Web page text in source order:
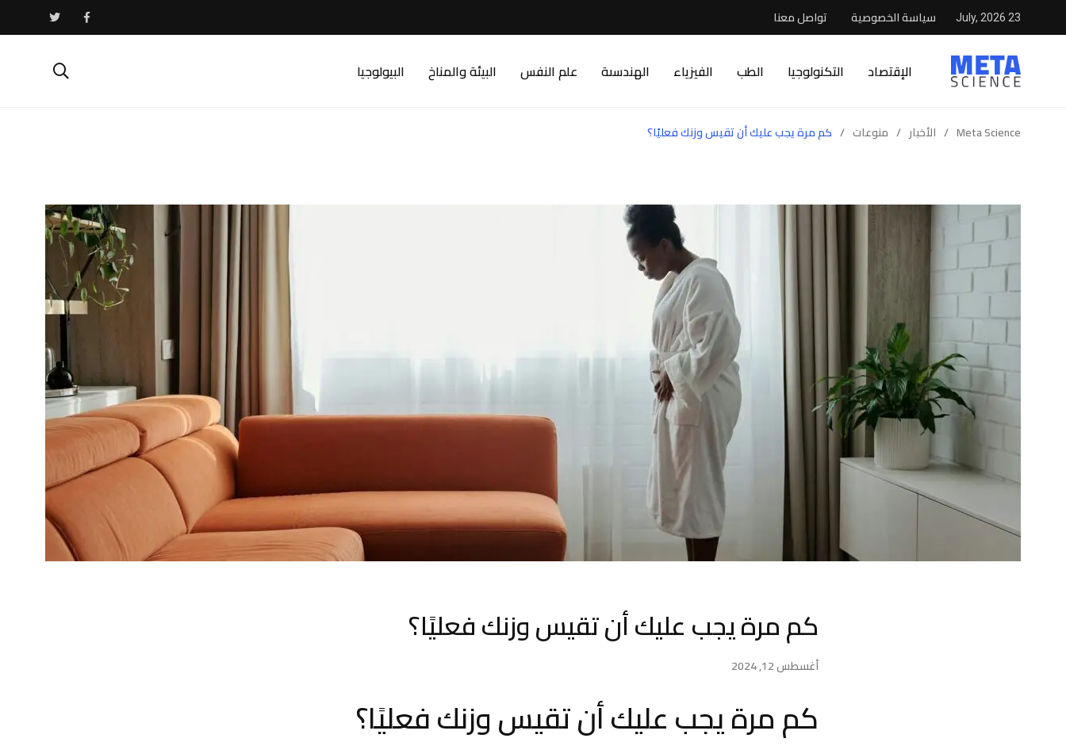
23 July, 2026 سياسة الخصوصية تواصل معنا
الإقتصاد التكنولوجيا الطب الفيزياء الهندسىة علم النفس البيئة والمناخ البيولوجيا
Meta Science
/ الأخبار / منوعات / كم مرة يجب عليك أن تقيس وزنك فعليًا؟
كم مرة يجب عليك أن تقيس وزنك فعليًا؟
أغسطس 12, 2024
كم مرة يجب عليك أن تقيس وزنك فعليًا؟